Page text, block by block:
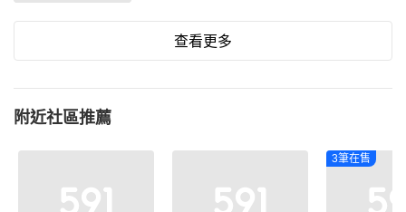
查看更多
附近社區推薦
3筆在售